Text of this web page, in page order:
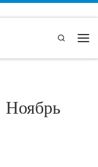
Search
Ноябрь